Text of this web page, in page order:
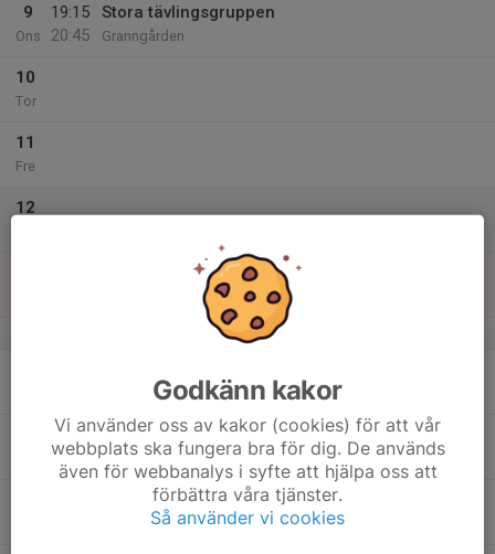
9
Ons
19:15
20:45
Stora tävlingsgruppen
Granngården
10
Tor
11
Fre
12
v.16
Grangården
Stora tävlingsgruppen
Granngården
Godkänn kakor
Vi använder oss av kakor (cookies) för att vår
webbplats ska fungera bra för dig. De används
även för webbanalys i syfte att hjälpa oss att
förbättra våra tjänster.
Så använder vi cookies